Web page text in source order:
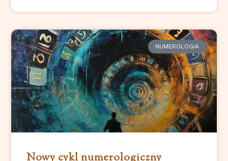
NUMEROLOGIA
Nowy cykl numerologiczny